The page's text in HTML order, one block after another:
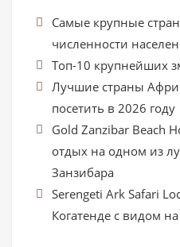
Самые крупные
численности
Топ-10 крупнейших
Лучшие страны
посетить в 2026 году
Gold Zanzibar Beach
отдых на одном из
Занзибара
Serengeti Ark Safari
Когатенде с видом